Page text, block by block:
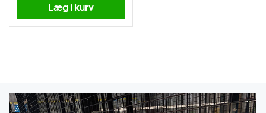
Læg i kurv